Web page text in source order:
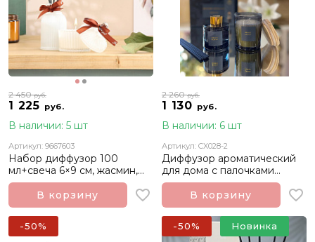
1 225 руб.
2 450руб.
В наличии: 5 шт
Артикул: 9667603
Набор диффузор 100
мл+свеча 6×9 см, жасмин,
белый
В корзину
1 130 руб.
2 260руб.
В наличии: 6 шт
Артикул: CX028-2
Диффузор ароматический
для дома с палочками
Orchid and Lotus Орхидея и
Лотос 100 мл
В корзину
-50% -50% Новинка